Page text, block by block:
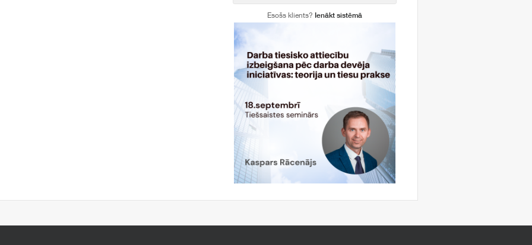
Esošs klients? Ienākt sistēmā